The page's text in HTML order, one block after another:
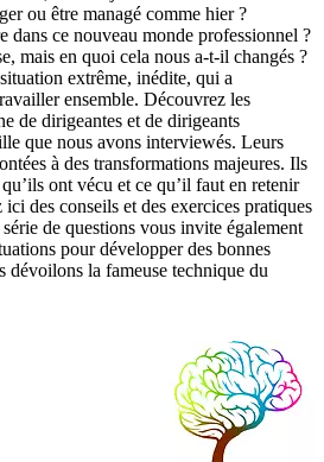
ou être managé comme hier ?
dans ce nouveau monde professionnel ?
mais en quoi cela nous a-t-il changés ?
extrême, inédite, qui a
ensemble. Découvrez les
de dirigeantes et de dirigeants
que nous avons interviewés. Leurs
à des transformations majeures. Ils
ont vécu et ce qu’il faut en retenir
des conseils et des exercices pratiques
de questions vous invite également
pour développer des bonnes
dévoilons la fameuse technique du